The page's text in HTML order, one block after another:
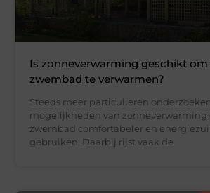
Is zonneverwarming geschikt om
zwembad te verwarmen?
Steeds meer particulieren
mogelijkheden van zonneverwarming
zwembad comfortabeler en
gebruiken. Daarbij rijst vaak de